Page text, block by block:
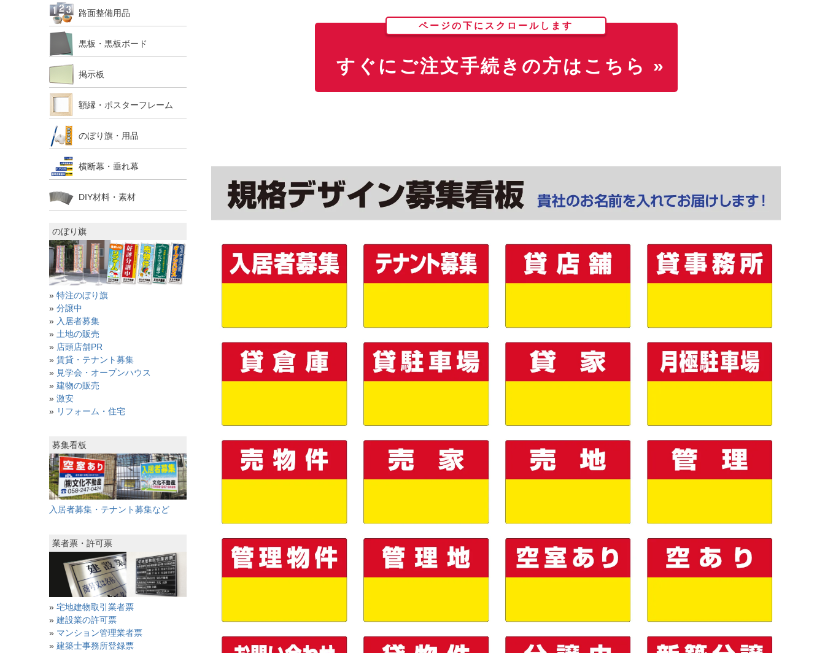
路面整備用品
黒板・黒板ボード
掲示板
額縁・ポスターフレーム
のぼり旗・用品
横断幕・垂れ幕
DIY材料・素材
のぼり旗
» 特注のぼり旗
» 分譲中
» 入居者募集
» 土地の販売
» 店頭店舗PR
» 賃貸・テナント募集
» 見学会・オープンハウス
» 建物の販売
» 激安
» リフォーム・住宅
募集看板
入居者募集・テナント募集など
業者票・許可票
» 宅地建物取引業者票
» 建設業の許可票
» マンション管理業者票
» 建築士事務所登録票
ページの下にスクロールします
すぐにご注文手続きの方はこちら »